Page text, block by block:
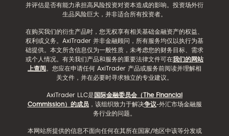
并评估是否有能力承担高风险投资对资本造成的影响。投资场外衍
生品风险巨大，并非适合所有投资者。
在购买我们的衍生产品时，您无权享有相关基础金融资产的权益、
权利或义务。AxiTrader 并非金融顾问，所有服务均仅以执行为基
础提供。本文所含信息仅为一般性质，未考虑您的财务目标、需求
或个人情况。有关我们产品和服务的重要法律文件可在我们的网站
上查阅。您应在申请任何 AxiTrader 产品或服务前阅读并理解相
关文件，并在必要时寻求独立的专业建议。
AxiTrader LLC是国际金融委员会（The Financial
Commission）的成员 ，该组织致力于解决争议-外汇市场金融服
务行业的问题。
本网站所提供的信息不面向任何在其所在国家/地区中该等分发或